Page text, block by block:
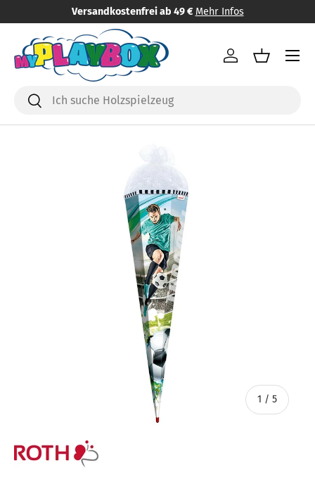
Direkt zum Inhalt
Versandkostenfrei ab 49 € Mehr Infos
Suchen
Suchen
Einloggen
Menü
1 / von
5